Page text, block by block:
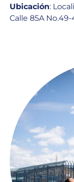
Ubicación:
Calle 85A